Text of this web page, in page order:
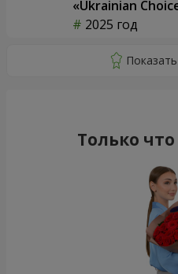
«Ukrainian
2025 год
Только